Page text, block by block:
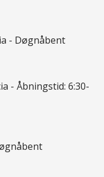
- Døgnåbent
- Åbningstid: 6:30-